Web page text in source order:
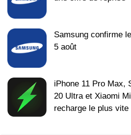
Samsung confirme
5 août
iPhone 11 Pro Max,
20 Ultra et Xiaomi
recharge le plus vite